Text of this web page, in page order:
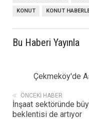
KONUT KONUT
Bu Haberi Yayınla
Çekmeköy'de
ÖNCEKI HABER
İnşaat sektöründe
beklentisi de artıyor